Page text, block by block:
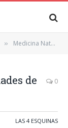
» Medicina Natural: enfermedades de Invierno
de
0
LAS 4 ESQUINAS